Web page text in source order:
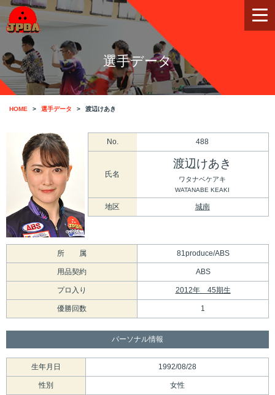
選手データ
HOME 選手データ 渡辺けあき
No. 488
氏名
渡辺けあき
ワタナベケアキ
WATANABE KEAKI
地区 城南
所 属 81produce/ABS
用品契約 ABS
プロ入り 2012年 45期生
優勝回数 1
パーソナル情報
生年月日 1992/08/28
性別 女性